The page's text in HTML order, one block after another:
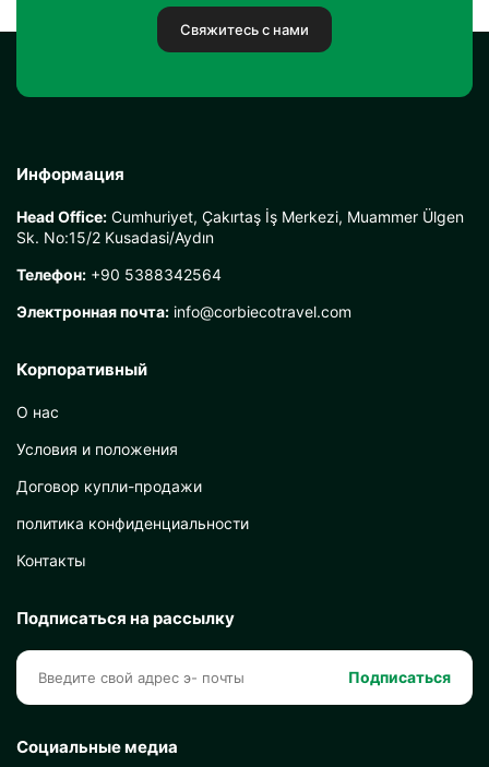
Свяжитесь с нами
Информация
Head Office: Cumhuriyet, Çakırtaş İş Merkezi, Muammer Ülgen
Sk. No:15/2 Kusadasi/Aydın
Телефон: +90 5388342564
Электронная почта: info@corbiecotravel.com
Корпоративный
О нас
Условия и положения
Договор купли-продажи
политика конфиденциальности
Контакты
Подписаться на рассылку
Подписаться
Социальные медиа